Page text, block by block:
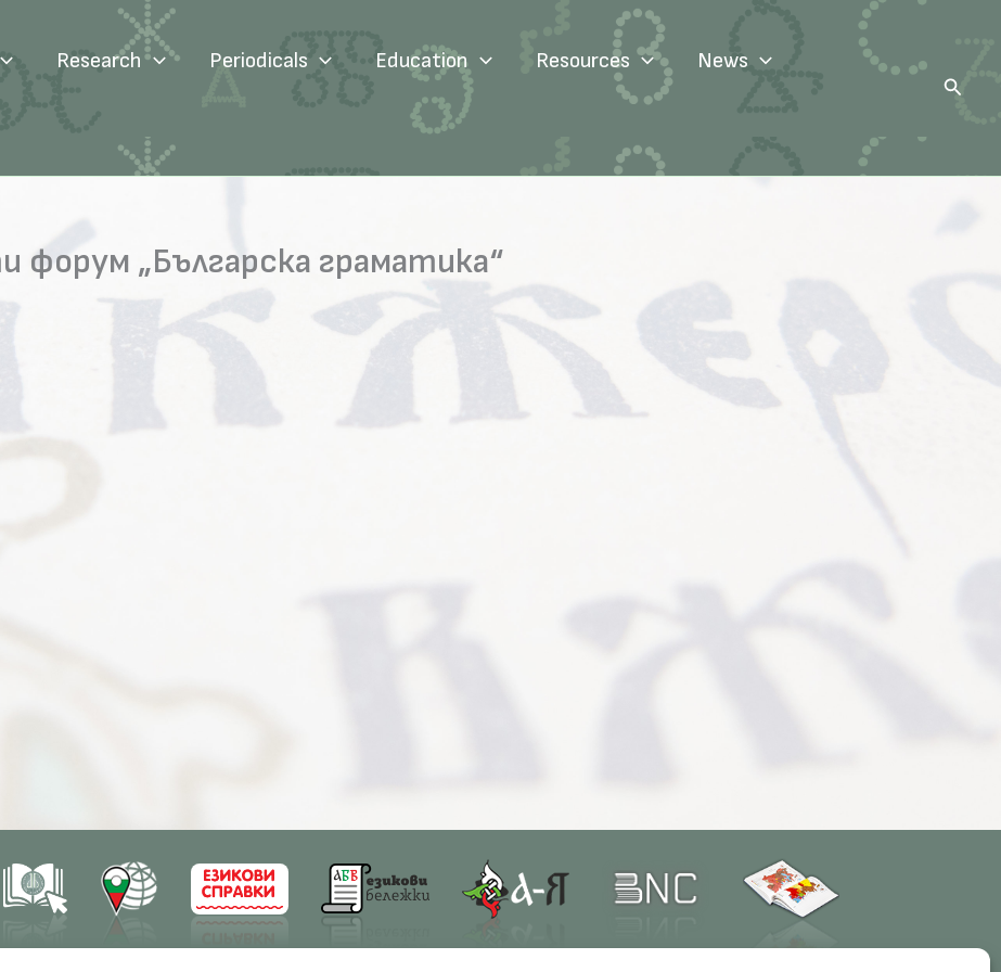
Research Periodicals Education Resources News
Search
форум „Българска граматика“